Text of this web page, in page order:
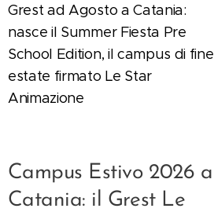
Grest ad Agosto a Catania:
nasce il Summer Fiesta Pre
School Edition, il campus di fine
estate firmato Le Star
Animazione
Campus Estivo 2026 a
Catania: il Grest Le